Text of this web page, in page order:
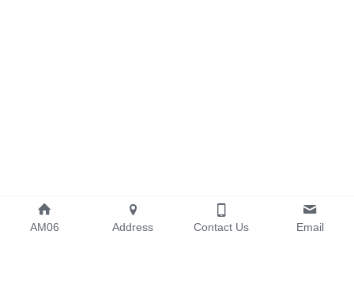
AM06 Address Contact Us Email